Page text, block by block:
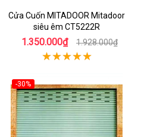
Cửa Cuốn MITADOOR Mitadoor
siêu êm CT5222R
1.350.000₫ 1.928.000₫
-30%